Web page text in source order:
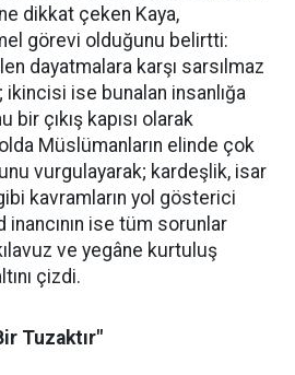
dikkat çeken Kaya,
görevi olduğunu belirtti:
dayatmalara karşı sarsılmaz
ise bunalan insanlığa
bir çıkış kapısı olarak
Müslümanların elinde çok
vurgulayarak; kardeşlik, isar
kavramların yol gösterici
ise tüm sorunlar
ve yegâne kurtuluş
çizdi.
Tuzaktır"